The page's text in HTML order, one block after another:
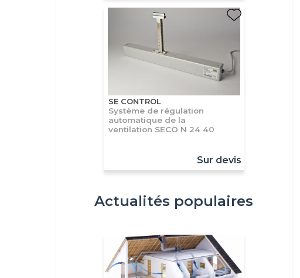
SE CONTROL
Système de régulation
automatique de la
ventilation SECO N 24 40
Sur devis
Actualités populaires